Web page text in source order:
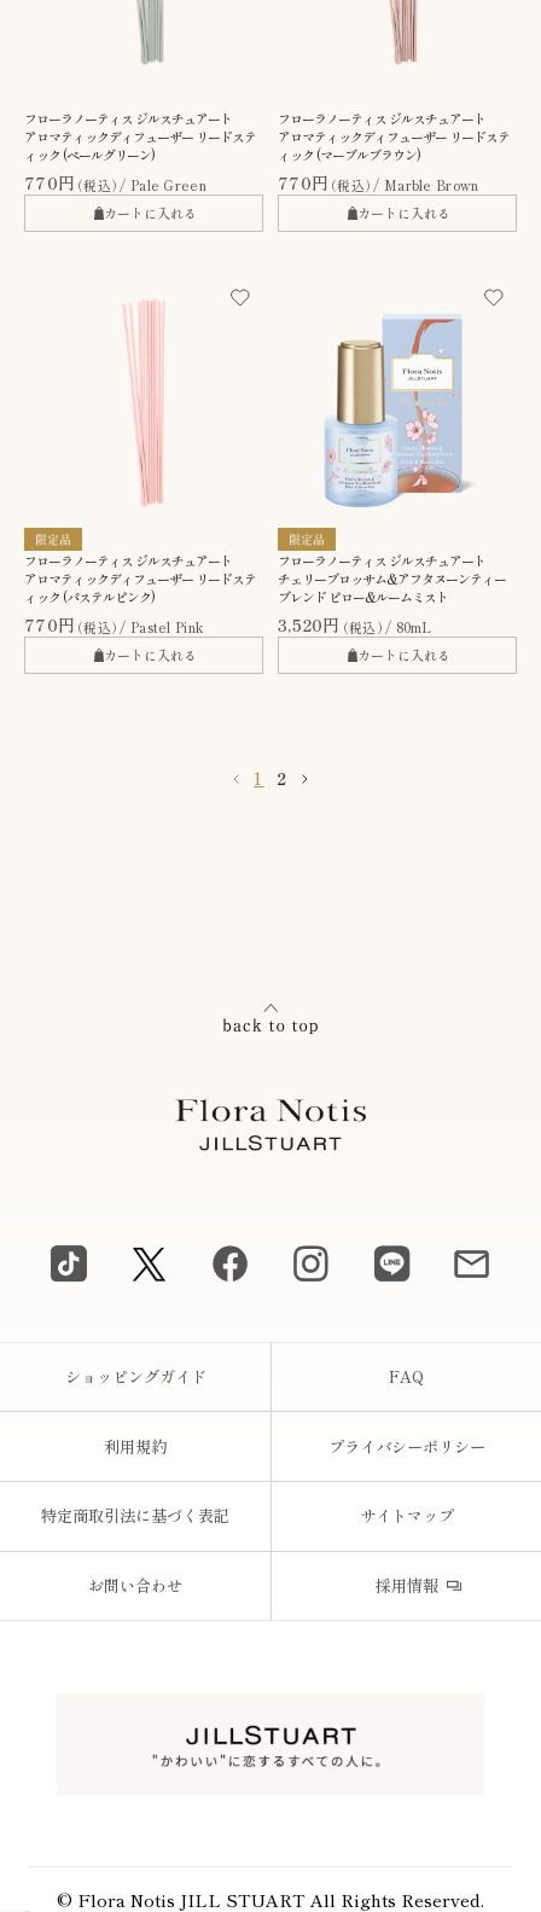
フローラノーティス ジルスチュアート
アロマティックディフューザー リードステ
ィック (ペールグリーン)
770円（税込） Pale Green
カートに入れる
フローラノーティス ジルスチュアート
アロマティックディフューザー リードステ
ィック (マーブルブラウン)
770円（税込） Marble Brown
カートに入れる
フローラノーティス ジルスチュアート
アロマティックディフューザー リードステ
ィック (パステルピンク)
770円（税込） Pastel Pink
カートに入れる
フローラノーティス ジルスチュアート
チェリーブロッサム&アフタヌーンティー
ブレンド ピロー&ルームミスト
3,520円（税込） 80mL
カートに入れる
1 2
ショッピングガイド FAQ
利用規約 プライバシーポリシー
特定商取引法に基づく表記 サイトマップ
お問い合わせ 採用情報
© Flora Notis JILL STUART All Rights Reserved.